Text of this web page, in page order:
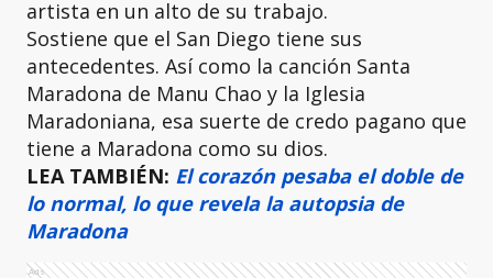
artista en un alto de su trabajo.
Sostiene que el San Diego tiene sus
antecedentes. Así como la canción Santa
Maradona de Manu Chao y la Iglesia
Maradoniana, esa suerte de credo pagano que
tiene a Maradona como su dios.
LEA TAMBIÉN: El corazón pesaba el doble de
lo normal, lo que revela la autopsia de
Maradona
Ads